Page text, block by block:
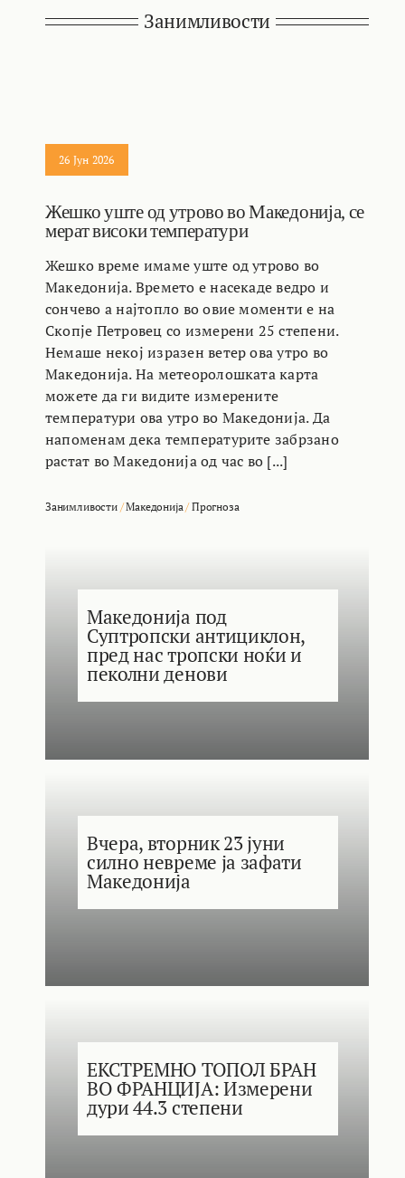
Занимливости
26 Јун 2026
Жешко уште од утрово во Македонија, се
мерат високи температури
Жешко време имаме уште од утрово во
Македонија. Времето е насекаде ведро и
сончево а најтопло во овие моменти е на
Скопје Петровец со измерени 25 степени.
Немаше некој изразен ветер ова утро во
Македонија. На метеоролошката карта
можете да ги видите измерените
температури ова утро во Македонија. Да
напоменам дека температурите забрзано
растат во Македонија од час во [...]
Занимливости/Македонија/Прогноза
Македонија под
Суптропски антициклон,
пред нас тропски ноќи и
пеколни денови
Вчера, вторник 23 јуни
силно невреме ја зафати
Македонија
ЕКСТРЕМНО ТОПОЛ БРАН
ВО ФРАНЦИЈА: Измерени
дури 44.3 степени